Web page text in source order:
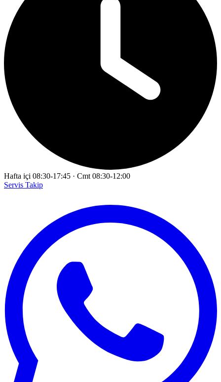
Hafta içi 08:30-17:45 · Cmt 08:30-12:00
Servis Takip